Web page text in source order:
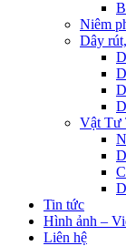
Niêm
Dây
Vật Tư
Tin tức
Hình ảnh –
Liên hệ